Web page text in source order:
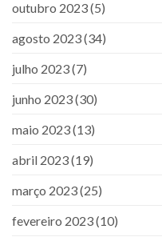
outubro 2023(5)
agosto 2023(34)
julho 2023(7)
junho 2023(30)
maio 2023(13)
abril 2023(19)
março 2023(25)
fevereiro 2023(10)